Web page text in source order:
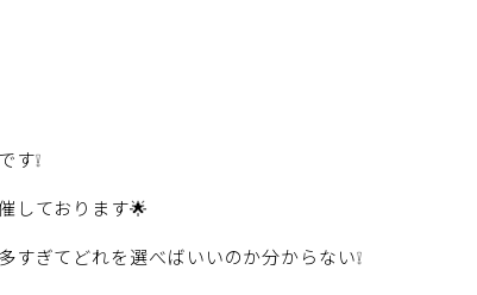
❕
しております🌟
ぎてどれを選べばいいのか分からない❕